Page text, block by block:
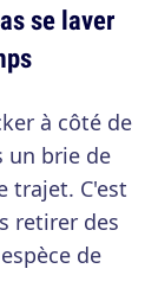
se laver
à côté de
un brie de
trajet. C'est
retirer des
de